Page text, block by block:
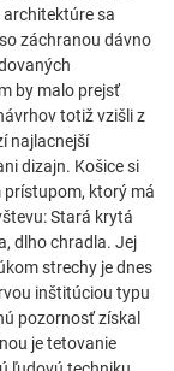
architektúre sa
záchranou dávno
by malo prejsť
totiž vzišli z
najlacnejší
dizajn. Košice si
ktorý má
Stará krytá
dlho chradla. Jej
strechy je dnes
inštitúciou typu
pozornosť získal
je tetovanie